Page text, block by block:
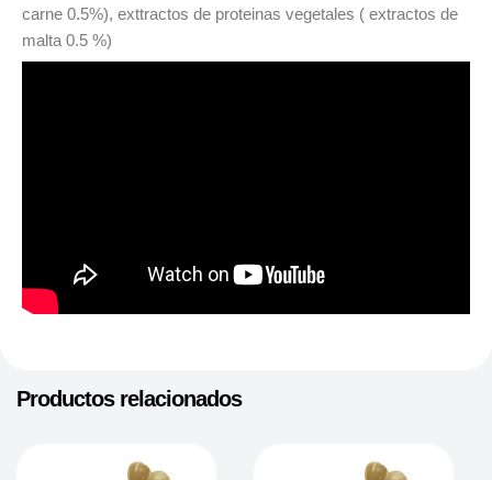
carne 0.5%), exttractos de proteinas vegetales ( extractos de
malta 0.5 %)
Productos relacionados